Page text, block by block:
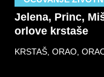
Jelena, Princ,
orlove krstaše
KRSTAŠ ORAO